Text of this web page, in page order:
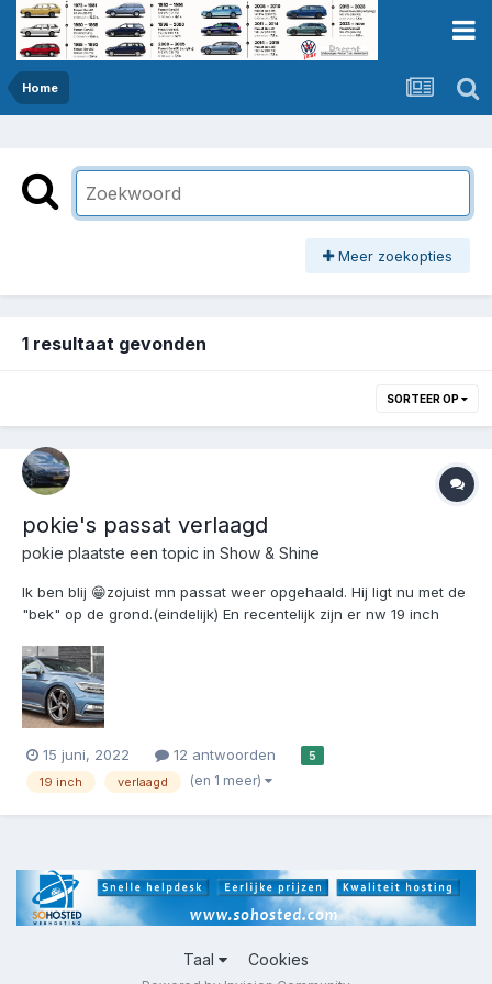
Home
Meer zoekopties
1 resultaat gevonden
SORTEER OP
pokie's passat verlaagd
pokie plaatste een topic in Show & Shine
Ik ben blij 😁zojuist mn passat weer opgehaald. Hij ligt nu met de
"bek" op de grond.(eindelijk) En recentelijk zijn er nw 19 inch
15 juni, 2022 12 antwoorden 5
19 inch verlaagd (en 1 meer)
Taal Cookies